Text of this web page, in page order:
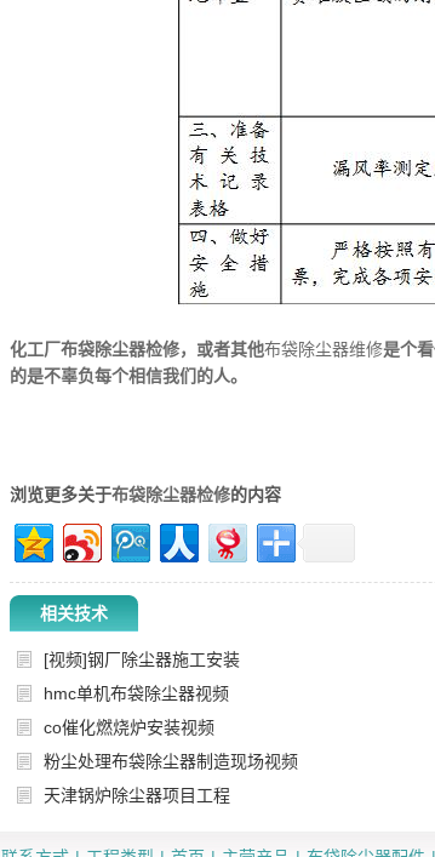
化工厂布袋除尘器检修，或者其他布袋除尘器维修是个
的是不辜负每个相信我们的人。
浏览更多关于布袋除尘器检修的内容
相关技术
[视频]钢厂除尘器施工安装
hmc单机布袋除尘器视频
co催化燃烧炉安装视频
粉尘处理布袋除尘器制造现场视频
天津锅炉除尘器项目工程